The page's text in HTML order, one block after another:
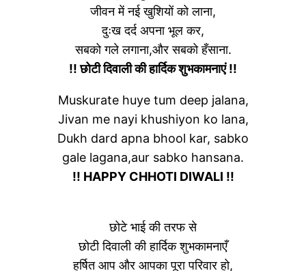
जीवन में नई खुशियों को लाना,
दुःख दर्द अपना भूल कर,
सबको गले लगाना,और सबको हँसाना.
!! छोटी दिवाली की हार्दिक शुभकामनाएं !!
Muskurate huye tum deep jalana,
Jivan me nayi khushiyon ko lana,
Dukh dard apna bhool kar, sabko
gale lagana,aur sabko hansana.
!! HAPPY CHHOTI DIWALI !!
छोटे भाई की तरफ से
छोटी दिवाली की हार्दिक शुभकामनाएँ
हर्षित आप और आपका पूरा परिवार हो,